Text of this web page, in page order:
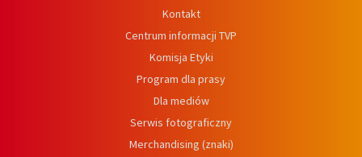
Kontakt
Centrum informacji TVP
Komisja Etyki
Program dla prasy
Dla mediów
Serwis fotograficzny
Merchandising (znaki)